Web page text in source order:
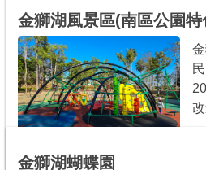
金獅湖風景區(南區公園特
金獅湖蝴蝶園